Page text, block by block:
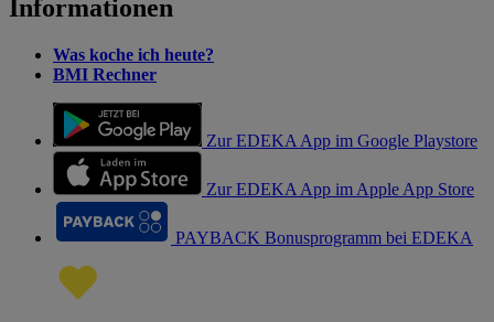
Informationen
Was koche ich heute?
BMI Rechner
Zur EDEKA App im Google Playstore
Zur EDEKA App im Apple App Store
PAYBACK Bonusprogramm bei EDEKA